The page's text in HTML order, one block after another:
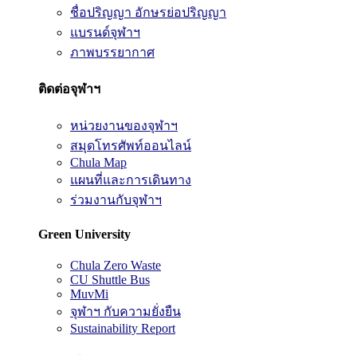
ชื่อปริญญา อักษรย่อปริญญา
แบรนด์จุฬาฯ
ภาพบรรยากาศ
ติดต่อจุฬาฯ
หน่วยงานของจุฬาฯ
สมุดโทรศัพท์ออนไลน์
Chula Map
แผนที่และการเดินทาง
ร่วมงานกับจุฬาฯ
Green University
Chula Zero Waste
CU Shuttle Bus
MuvMi
จุฬาฯ กับความยั่งยืน
Sustainability Report